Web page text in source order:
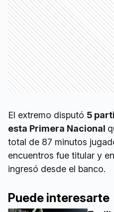
El extremo disputó 5
esta Primera Nacional
total de 87 minutos
encuentros fue titular y
ingresó desde el banco.
Puede interesarte